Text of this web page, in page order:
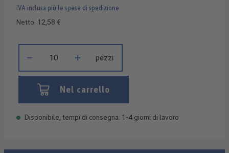
IVA inclusa più le spese di spedizione
Netto: 12,58 €
pezzi
Nel carrello
Disponibile, tempi di consegna: 1-4 giorni di lavoro